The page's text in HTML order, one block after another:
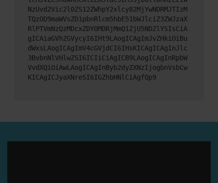
NzUvd2Vic2l0ZS12ZWhpY2xlcy82MjYwNDRMJTIzM
TQzOD9maWVsZD1pbnRlcm5hbE51bWJlciZ3ZWJzaX
RlPTVmNzQzMDcxZDY0MDRjMmQ1ZjU5NDZlYSIsCiA
gICAiaGVhZGVycyI6IHt9LAogICAgImJvZHkiOiBu
dWxsLAogICAgImV4cGVjdCI6IHsKICAgICAgInJlc
3BvbnNlVHlwZSI6ICIiCiAgICB9LAogICAgInRpbW
VvdXQiOiAwLAogICAgInByb2dyZXNzIjogbnVsbCw
KICAgICJyaXNreSI6IGZhbHNlCiAgfQp9